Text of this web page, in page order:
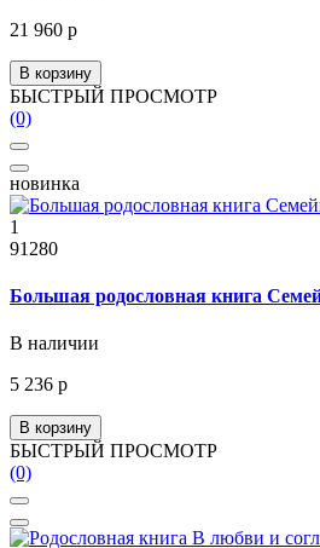
21 960 р
В корзину
БЫСТРЫЙ ПРОСМОТР
(0)
новинка
1
91280
Большая родословная книга
В наличии
5 236 р
В корзину
БЫСТРЫЙ ПРОСМОТР
(0)